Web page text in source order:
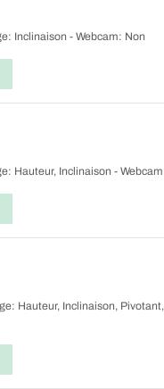
Inclinaison - Webcam: Non
Hauteur, Inclinaison -
Hauteur, Inclinaison,